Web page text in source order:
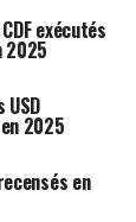
exécutés
2025
USD
2025
en